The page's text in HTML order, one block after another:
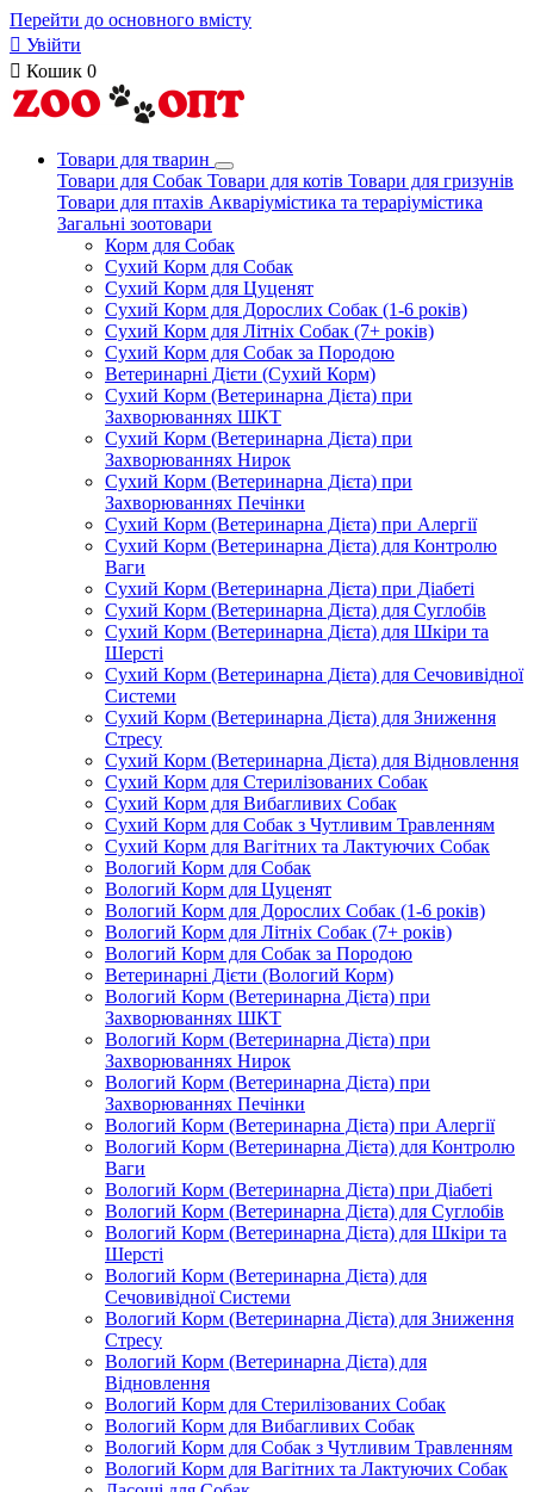
Перейти до основного вмісту
 Увійти
 Кошик 0
Товари для тварин
Товари для Собак Товари для котів Товари для гризунів
Товари для птахів Акваріумістика та тераріумістика
Загальні зоотовари
Корм для Собак
Сухий Корм для Собак
Сухий Корм для Цуценят
Сухий Корм для Дорослих Собак (1-6 років)
Сухий Корм для Літніх Собак (7+ років)
Сухий Корм для Собак за Породою
Ветеринарні Дієти (Сухий Корм)
Сухий Корм (Ветеринарна Дієта) при
Захворюваннях ШКТ
Сухий Корм (Ветеринарна Дієта) при
Захворюваннях Нирок
Сухий Корм (Ветеринарна Дієта) при
Захворюваннях Печінки
Сухий Корм (Ветеринарна Дієта) при Алергії
Сухий Корм (Ветеринарна Дієта) для Контролю
Ваги
Сухий Корм (Ветеринарна Дієта) при Діабеті
Сухий Корм (Ветеринарна Дієта) для Суглобів
Сухий Корм (Ветеринарна Дієта) для Шкіри та
Шерсті
Сухий Корм (Ветеринарна Дієта) для Сечовивідної
Системи
Сухий Корм (Ветеринарна Дієта) для Зниження
Стресу
Сухий Корм (Ветеринарна Дієта) для Відновлення
Сухий Корм для Стерилізованих Собак
Сухий Корм для Вибагливих Собак
Сухий Корм для Собак з Чутливим Травленням
Сухий Корм для Вагітних та Лактуючих Собак
Вологий Корм для Собак
Вологий Корм для Цуценят
Вологий Корм для Дорослих Собак (1-6 років)
Вологий Корм для Літніх Собак (7+ років)
Вологий Корм для Собак за Породою
Ветеринарні Дієти (Вологий Корм)
Вологий Корм (Ветеринарна Дієта) при
Захворюваннях ШКТ
Вологий Корм (Ветеринарна Дієта) при
Захворюваннях Нирок
Вологий Корм (Ветеринарна Дієта) при
Захворюваннях Печінки
Вологий Корм (Ветеринарна Дієта) при Алергії
Вологий Корм (Ветеринарна Дієта) для Контролю
Ваги
Вологий Корм (Ветеринарна Дієта) при Діабеті
Вологий Корм (Ветеринарна Дієта) для Суглобів
Вологий Корм (Ветеринарна Дієта) для Шкіри та
Шерсті
Вологий Корм (Ветеринарна Дієта) для
Сечовивідної Системи
Вологий Корм (Ветеринарна Дієта) для Зниження
Стресу
Вологий Корм (Ветеринарна Дієта) для
Відновлення
Вологий Корм для Стерилізованих Собак
Вологий Корм для Вибагливих Собак
Вологий Корм для Собак з Чутливим Травленням
Вологий Корм для Вагітних та Лактуючих Собак